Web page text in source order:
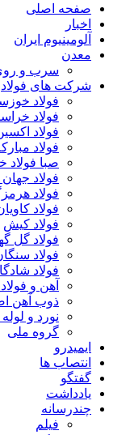
صفحه اصلی
اخبار
آلومینیوم ایران
معدن
سرب و
شرکت های فولاد
فولاد
فولاد
فولاد
فولاد
صبا فولاد
فولاد جهان
فولاد
فولاد
فولاد کیش
فولاد گل
فولاد
فولاد
آهن و
ذوب آهن
نورد و لوله
گروه ملی
ایمیدرو
انتصاب ها
گفتگو
یادداشت
چندرسانه
فیلم